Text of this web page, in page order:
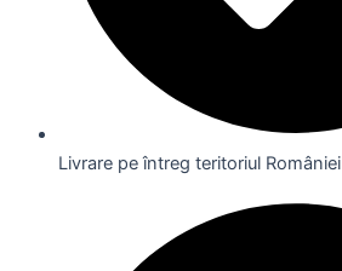
Livrare pe întreg teritoriul României